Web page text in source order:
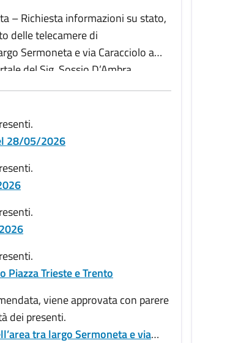
– Richiesta informazioni su stato,
delle telecamere di
Sermoneta e via Caracciolo a
del Sig. Sossio D’Ambra.
28/05/2026
Trieste e Trento
viene approvata con parere
dei presenti.
tra largo Sermoneta e via